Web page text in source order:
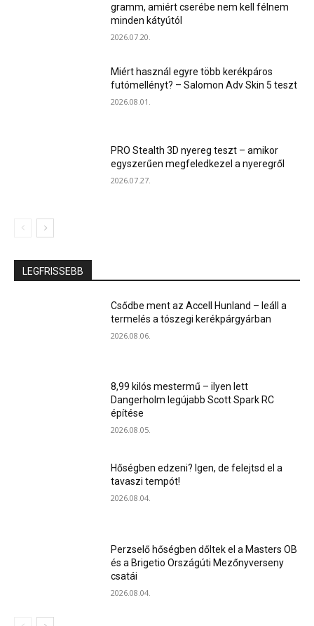
gramm, amiért cserébe nem kell félnem
minden kátyútól
2026.07.20.
Miért használ egyre több kerékpáros
futómellényt? – Salomon Adv Skin 5 teszt
2026.08.01.
PRO Stealth 3D nyereg teszt – amikor
egyszerűen megfeledkezel a nyeregről
2026.07.27.
LEGFRISSEBB
Csődbe ment az Accell Hunland – leáll a
termelés a tószegi kerékpárgyárban
2026.08.06.
8,99 kilós mestermű – ilyen lett
Dangerholm legújabb Scott Spark RC
építése
2026.08.05.
Hőségben edzeni? Igen, de felejtsd el a
tavaszi tempót!
2026.08.04.
Perzselő hőségben dőltek el a Masters OB
és a Brigetio Országúti Mezőnyverseny
csatái
2026.08.04.